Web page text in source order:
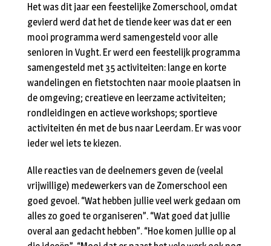
Het was dit jaar een feestelijke Zomerschool, omdat
gevierd werd dat het de tiende keer was dat er een
mooi programma werd samengesteld voor alle
senioren in Vught. Er werd een feestelijk programma
samengesteld met 35 activiteiten: lange en korte
wandelingen en fietstochten naar mooie plaatsen in
de omgeving; creatieve en leerzame activiteiten;
rondleidingen en actieve workshops; sportieve
activiteiten én met de bus naar Leerdam. Er was voor
ieder wel iets te kiezen.
Alle reacties van de deelnemers geven de (veelal
vrijwillige) medewerkers van de Zomerschool een
goed gevoel. “Wat hebben jullie veel werk gedaan om
alles zo goed te organiseren”. “Wat goed dat jullie
overal aan gedacht hebben”. “Hoe komen jullie op al